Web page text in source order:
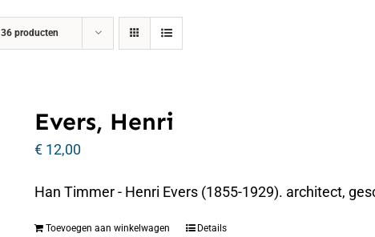
36 producten
Evers, Henri
€ 12,00
Han Timmer - Henri Evers (1855-1929). architect,
Toevoegen aan winkelwagen Details